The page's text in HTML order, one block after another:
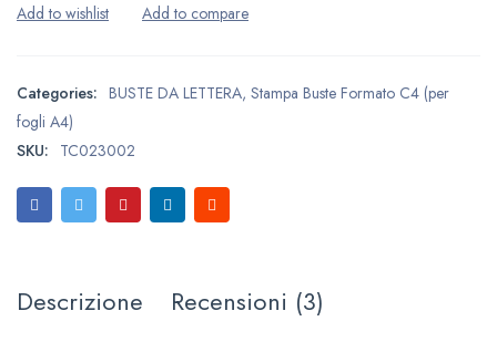
Categories: BUSTE DA LETTERA, Stampa Buste Formato C4 (per
fogli A4)
SKU: TC023002
Descrizione Recensioni (3)